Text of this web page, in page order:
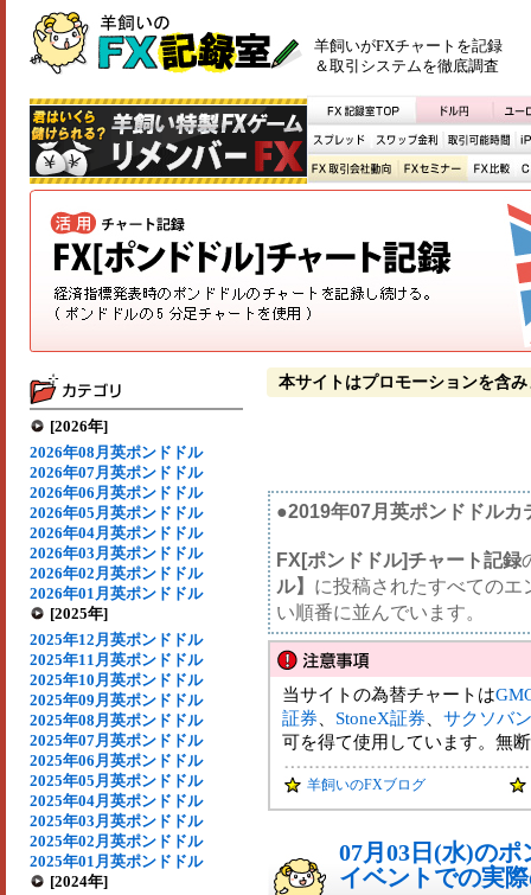
羊飼いがFXチャートを記録
＆取引システムを徹底調査
[2026年]
2026年08月英ポンドドル
2026年07月英ポンドドル
2026年06月英ポンドドル
2026年05月英ポンドドル
2026年04月英ポンドドル
2026年03月英ポンドドル
2026年02月英ポンドドル
2026年01月英ポンドドル
[2025年]
2025年12月英ポンドドル
2025年11月英ポンドドル
2025年10月英ポンドドル
2025年09月英ポンドドル
2025年08月英ポンドドル
2025年07月英ポンドドル
2025年06月英ポンドドル
2025年05月英ポンドドル
2025年04月英ポンドドル
2025年03月英ポンドドル
2025年02月英ポンドドル
2025年01月英ポンドドル
[2024年]
本サイトはプロモーションを含み
●2019年07月英ポンドドルカ
FX[ポンドドル]チャート記録
ル】 に投稿されたすべての
い順番に並んでいます。
当サイトの為替チャートは
証券
StoneX証券
サクソバ
可を得て使用しています。無
羊飼いのFXブログ
07月03日(水)の
イベントでの実